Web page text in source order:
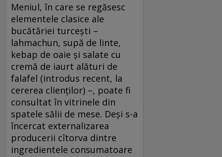
Meniul, în care se regăsesc
elementele clasice ale
bucătăriei turcești –
lahmachun, supă de linte,
kebap de oaie și salate cu
cremă de iaurt alături de
falafel (introdus recent, la
cererea clienților) –, poate fi
consultat în vitrinele din
spatele sălii de mese. Deși s-a
încercat externalizarea
producerii cîtorva dintre
ingredientele consumatoare